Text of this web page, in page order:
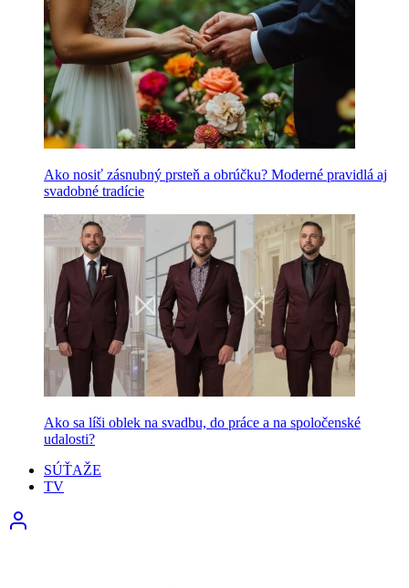
Ako nosiť zásnubný prsteň a obrúčku? Moderné pravidlá aj
svadobné tradície
Ako sa líši oblek na svadbu, do práce a na spoločenské
udalosti?
SÚŤAŽE
TV